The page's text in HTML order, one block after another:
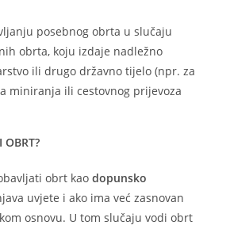
posebnog obrta u slučaju
obrta, koju izdaje nadležno
ili drugo državno tijelo (npr. za
miniranja ili cestovnog prijevoza
OBRT?
obrt kaodopunsko
uvjete i ako ima već zasnovan
osnovu. U tom slučaju vodi obrt